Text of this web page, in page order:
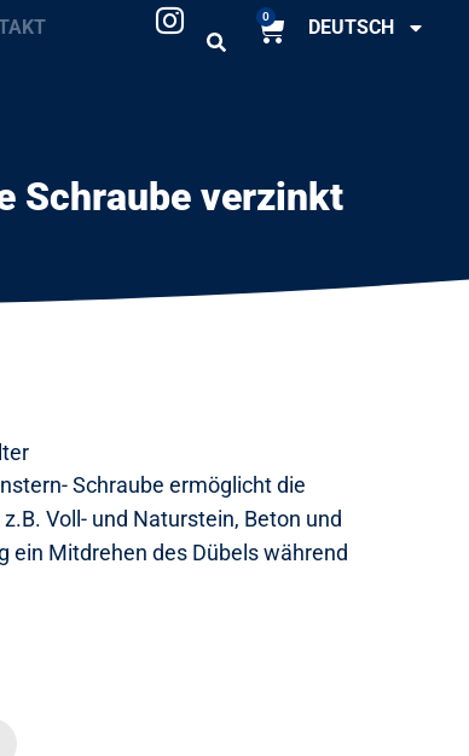
0 DEUTSCH
Schraube verzinkt
Schraube ermöglicht die
Voll- und Naturstein, Beton und
ein Mitdrehen des Dübels während